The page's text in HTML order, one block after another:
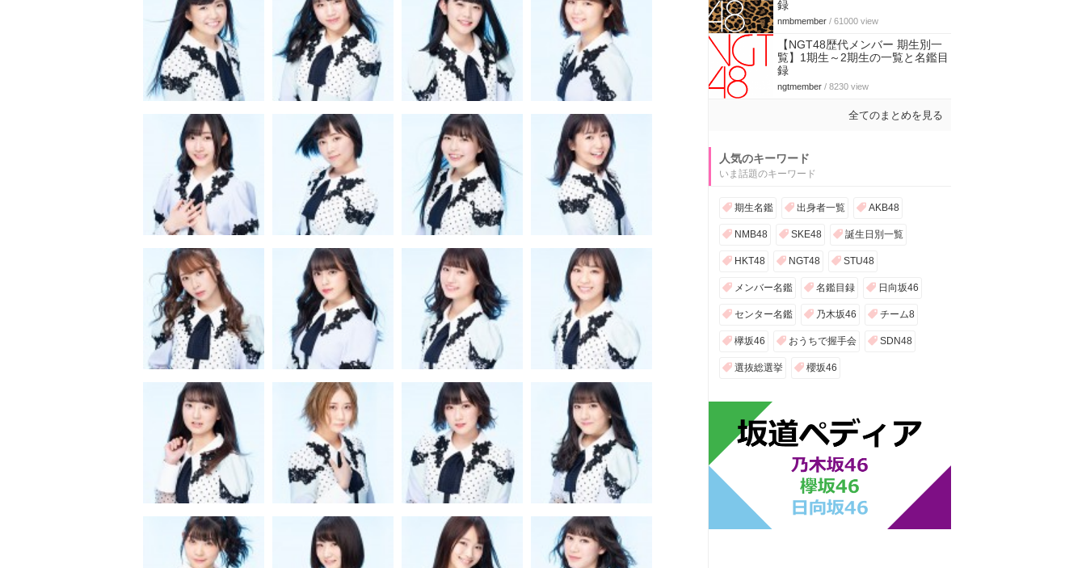
録
nmbmember / 61000 view
【NGT48歴代メンバー 期生別一
覧】1期生～2期生の一覧と名鑑目
録
ngtmember / 8230 view
全てのまとめを見る
人気のキーワード
いま話題のキーワード
期生名鑑 出身者一覧 AKB48
NMB48 SKE48 誕生日別一覧
HKT48 NGT48 STU48
メンバー名鑑 名鑑目録 日向坂46
センター名鑑 乃木坂46 チーム8
欅坂46 おうちで握手会 SDN48
選抜総選挙 櫻坂46